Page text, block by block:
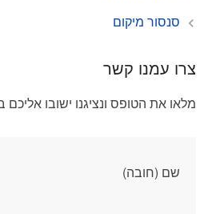
סנסור מיקום
צרו עמנו קשר
מלאו את הטופס ונציגנו ישובו
שם (חובה)